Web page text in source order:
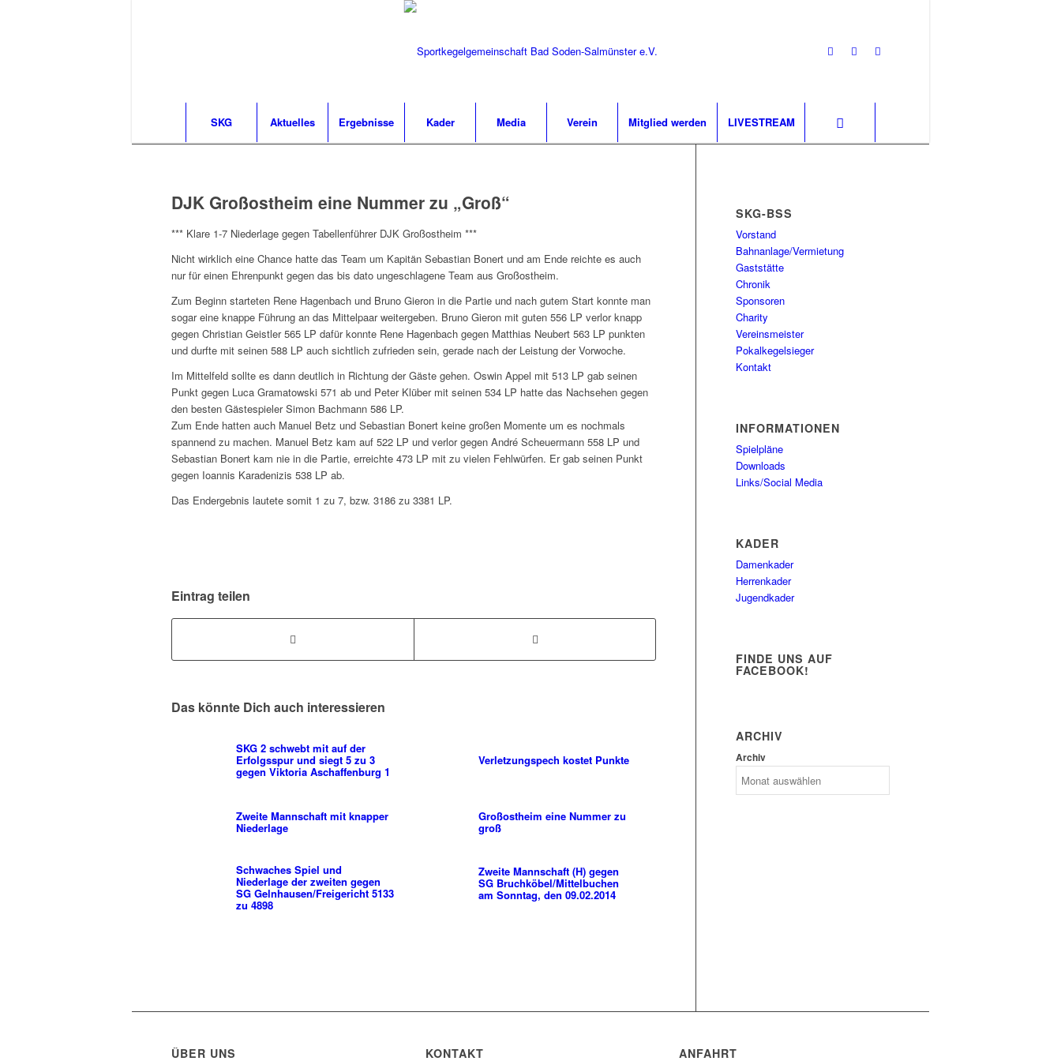
SKG Aktuelles Ergebnisse Kader Media Verein Mitglied werden LIVESTREAM
DJK Großostheim eine Nummer zu „Groß“
*** Klare 1-7 Niederlage gegen Tabellenführer DJK Großostheim ***
Nicht wirklich eine Chance hatte das Team um Kapitän Sebastian Bonert und am Ende reichte es auch
nur für einen Ehrenpunkt gegen das bis dato ungeschlagene Team aus Großostheim.
Zum Beginn starteten Rene Hagenbach und Bruno Gieron in die Partie und nach gutem Start konnte man
sogar eine knappe Führung an das Mittelpaar weitergeben. Bruno Gieron mit guten 556 LP verlor knapp
gegen Christian Geistler 565 LP dafür konnte Rene Hagenbach gegen Matthias Neubert 563 LP punkten
und durfte mit seinen 588 LP auch sichtlich zufrieden sein, gerade nach der Leistung der Vorwoche.
Im Mittelfeld sollte es dann deutlich in Richtung der Gäste gehen. Oswin Appel mit 513 LP gab seinen
Punkt gegen Luca Gramatowski 571 ab und Peter Klüber mit seinen 534 LP hatte das Nachsehen gegen
den besten Gästespieler Simon Bachmann 586 LP.
Zum Ende hatten auch Manuel Betz und Sebastian Bonert keine großen Momente um es nochmals
spannend zu machen. Manuel Betz kam auf 522 LP und verlor gegen André Scheuermann 558 LP und
Sebastian Bonert kam nie in die Partie, erreichte 473 LP mit zu vielen Fehlwürfen. Er gab seinen Punkt
gegen Ioannis Karadenizis 538 LP ab.
Das Endergebnis lautete somit 1 zu 7, bzw. 3186 zu 3381 LP.
Eintrag teilen
Das könnte Dich auch interessieren
SKG 2 schwebt mit auf der
Erfolgsspur und siegt 5 zu 3
gegen Viktoria Aschaffenburg 1
Verletzungspech kostet Punkte
Zweite Mannschaft mit knapper
Niederlage
Großostheim eine Nummer zu
groß
Schwaches Spiel und
Niederlage der zweiten gegen
SG Gelnhausen/Freigericht 5133
zu 4898
Zweite Mannschaft (H) gegen
SG Bruchköbel/Mittelbuchen
am Sonntag, den 09.02.2014
SKG-BSS
Vorstand
Bahnanlage/Vermietung
Gaststätte
Chronik
Sponsoren
Charity
Vereinsmeister
Pokalkegelsieger
Kontakt
INFORMATIONEN
Spielpläne
Downloads
Links/Social Media
KADER
Damenkader
Herrenkader
Jugendkader
FINDE UNS AUF
FACEBOOK!
ARCHIV
Archiv
ÜBER UNS KONTAKT ANFAHRT